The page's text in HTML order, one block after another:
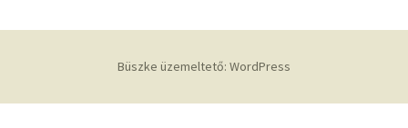
Büszke üzemeltető: WordPress